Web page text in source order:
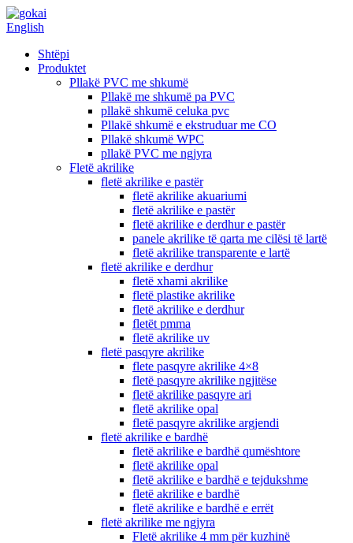
English
Shtëpi
Produktet
Pllakë PVC me shkumë
Pllakë me shkumë pa PVC
pllakë shkumë celuka pvc
Pllakë shkumë e ekstruduar me CO
Pllakë shkumë WPC
pllakë PVC me ngjyra
Fletë akrilike
fletë akrilike e pastër
fletë akrilike akuariumi
fletë akrilike e pastër
fletë akrilike e derdhur e pastër
panele akrilike të qarta me cilësi të lartë
fletë akrilike transparente e lartë
fletë akrilike e derdhur
fletë xhami akrilike
fletë plastike akrilike
fletë akrilike e derdhur
fletët pmma
fletë akrilike uv
fletë pasqyre akrilike
flete pasqyre akrilike 4×8
fletë pasqyre akrilike ngjitëse
fletë akrilike pasqyre ari
fletë akrilike opal
fletë pasqyre akrilike argjendi
fletë akrilike e bardhë
fletë akrilike e bardhë qumështore
fletë akrilike opal
fletë akrilike e bardhë e tejdukshme
fletë akrilike e bardhë
fletë akrilike e bardhë e errët
fletë akrilike me ngjyra
Fletë akrilike 4 mm për kuzhinë